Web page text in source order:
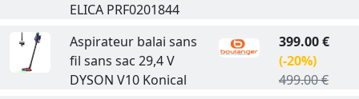
ELICA PRF0201844
Aspirateur balai sans
fil sans sac 29,4 V
DYSON V10 Konical
399.00 €
(-20%)
499.00 €